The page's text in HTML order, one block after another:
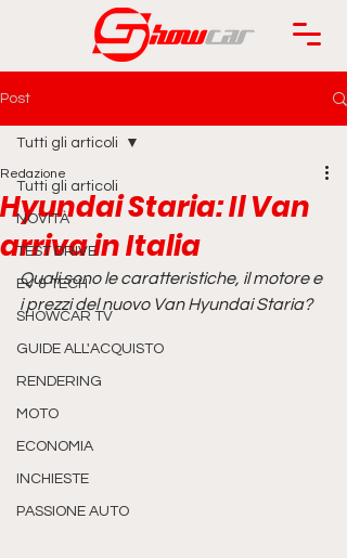
Post
Tutti gli articoli
NOVITÀ
TEST DRIVE
EV & TECH
SHOWCAR TV
GUIDE ALL'ACQUISTO
RENDERING
MOTO
ECONOMIA
INCHIESTE
PASSIONE AUTO
Tutti gli articoli
Hyundai Staria: Il Van
arriva in Italia
Redazione
Quali sono le caratteristiche, il motore e
i prezzi del nuovo Van Hyundai Staria?